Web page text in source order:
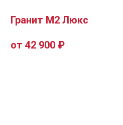
Гранит М2 Люкс
от 42 900 ₽